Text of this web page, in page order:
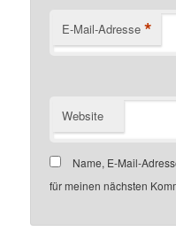
E-Mail-Adresse *
Website
Name, E-Mail-
für meinen nächsten